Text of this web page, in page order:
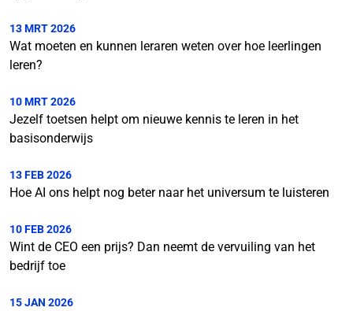
13 MRT 2026
Wat moeten en kunnen leraren weten over hoe leerlingen
leren?
10 MRT 2026
Jezelf toetsen helpt om nieuwe kennis te leren in het
basisonderwijs
13 FEB 2026
Hoe AI ons helpt nog beter naar het universum te luisteren
10 FEB 2026
Wint de CEO een prijs? Dan neemt de vervuiling van het
bedrijf toe
15 JAN 2026